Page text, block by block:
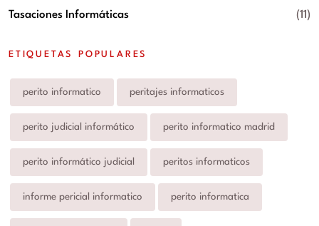
Tasaciones Informáticas (11)
ETIQUETAS POPULARES
perito informatico peritajes informaticos
perito judicial informático perito informatico madrid
perito informático judicial peritos informaticos
informe pericial informatico perito informatica